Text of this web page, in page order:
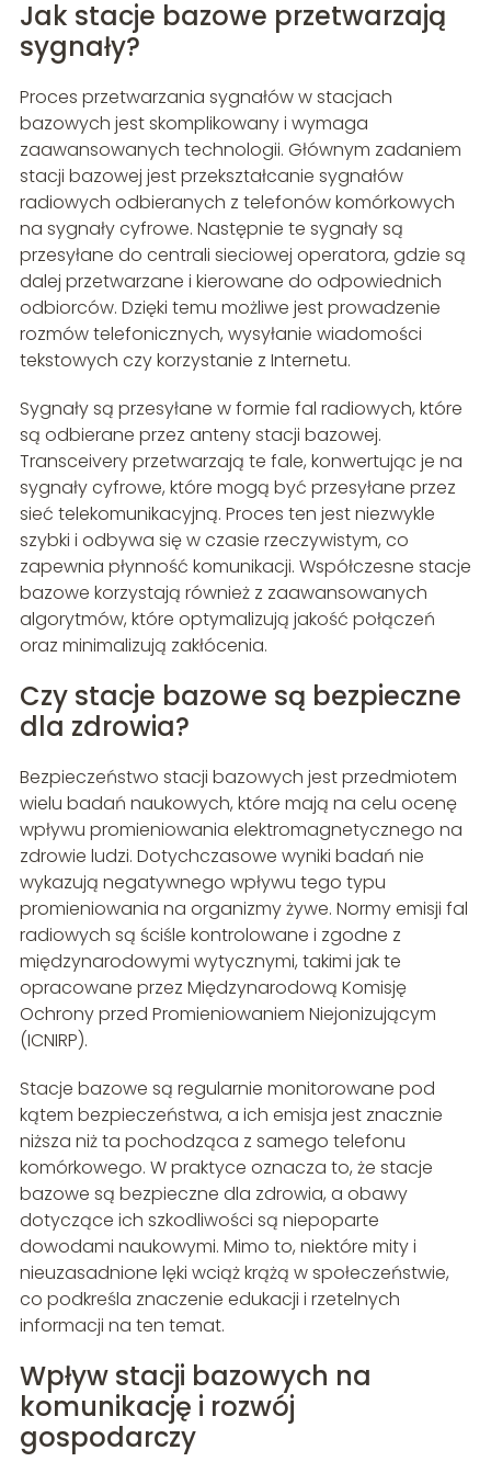
Jak stacje bazowe przetwarzają
sygnały?
Proces przetwarzania sygnałów w stacjach
bazowych jest skomplikowany i wymaga
zaawansowanych technologii. Głównym zadaniem
stacji bazowej jest przekształcanie sygnałów
radiowych odbieranych z telefonów komórkowych
na sygnały cyfrowe. Następnie te sygnały są
przesyłane do centrali sieciowej operatora, gdzie są
dalej przetwarzane i kierowane do odpowiednich
odbiorców. Dzięki temu możliwe jest prowadzenie
rozmów telefonicznych, wysyłanie wiadomości
tekstowych czy korzystanie z Internetu.
Sygnały są przesyłane w formie fal radiowych, które
są odbierane przez anteny stacji bazowej.
Transceivery przetwarzają te fale, konwertując je na
sygnały cyfrowe, które mogą być przesyłane przez
sieć telekomunikacyjną. Proces ten jest niezwykle
szybki i odbywa się w czasie rzeczywistym, co
zapewnia płynność komunikacji. Współczesne stacje
bazowe korzystają również z zaawansowanych
algorytmów, które optymalizują jakość połączeń
oraz minimalizują zakłócenia.
Czy stacje bazowe są bezpieczne
dla zdrowia?
Bezpieczeństwo stacji bazowych jest przedmiotem
wielu badań naukowych, które mają na celu ocenę
wpływu promieniowania elektromagnetycznego na
zdrowie ludzi. Dotychczasowe wyniki badań nie
wykazują negatywnego wpływu tego typu
promieniowania na organizmy żywe. Normy emisji fal
radiowych są ściśle kontrolowane i zgodne z
międzynarodowymi wytycznymi, takimi jak te
opracowane przez Międzynarodową Komisję
Ochrony przed Promieniowaniem Niejonizującym
(ICNIRP).
Stacje bazowe są regularnie monitorowane pod
kątem bezpieczeństwa, a ich emisja jest znacznie
niższa niż ta pochodząca z samego telefonu
komórkowego. W praktyce oznacza to, że stacje
bazowe są bezpieczne dla zdrowia, a obawy
dotyczące ich szkodliwości są niepoparte
dowodami naukowymi. Mimo to, niektóre mity i
nieuzasadnione lęki wciąż krążą w społeczeństwie,
co podkreśla znaczenie edukacji i rzetelnych
informacji na ten temat.
Wpływ stacji bazowych na
komunikację i rozwój
gospodarczy